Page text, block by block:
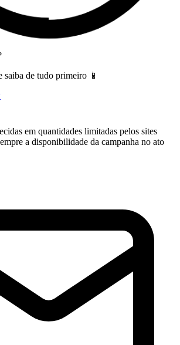
saiba de tudo primeiro 📱
em quantidades limitadas pelos sites
a disponibilidade da campanha no ato